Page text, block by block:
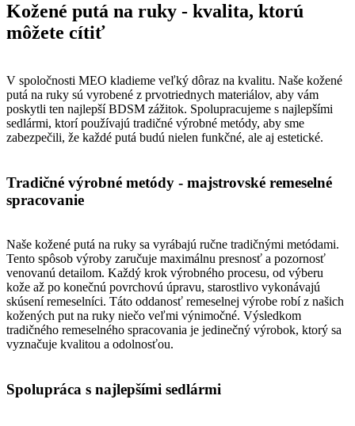
Kožené putá na ruky - kvalita, ktorú
môžete cítiť
V spoločnosti MEO kladieme veľký dôraz na kvalitu. Naše kožené
putá na ruky sú vyrobené z prvotriednych materiálov, aby vám
poskytli ten najlepší BDSM zážitok. Spolupracujeme s najlepšími
sedlármi, ktorí používajú tradičné výrobné metódy, aby sme
zabezpečili, že každé putá budú nielen funkčné, ale aj estetické.
Tradičné výrobné metódy - majstrovské remeselné
spracovanie
Naše kožené putá na ruky sa vyrábajú ručne tradičnými metódami.
Tento spôsob výroby zaručuje maximálnu presnosť a pozornosť
venovanú detailom. Každý krok výrobného procesu, od výberu
kože až po konečnú povrchovú úpravu, starostlivo vykonávajú
skúsení remeselníci. Táto oddanosť remeselnej výrobe robí z našich
kožených put na ruky niečo veľmi výnimočné. Výsledkom
tradičného remeselného spracovania je jedinečný výrobok, ktorý sa
vyznačuje kvalitou a odolnosťou.
Spolupráca s najlepšími sedlármi